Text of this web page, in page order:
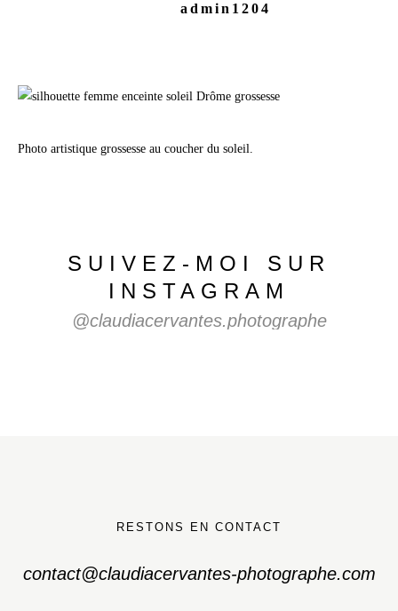
admin1204
Photo artistique grossesse au coucher du soleil.
SUIVEZ-MOI
SUR
INSTAGRAM
@claudiacervantes.photographe
RESTONS EN CONTACT
contact@claudiacervantes-photographe.com